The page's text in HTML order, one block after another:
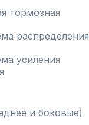
тормозная
распределения
усиления
и боковые)